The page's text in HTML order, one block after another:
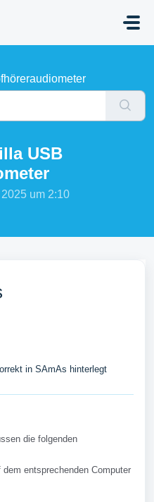
USB
um 2:10
in SAmAs hinterlegt
die folgenden
entsprechenden Computer